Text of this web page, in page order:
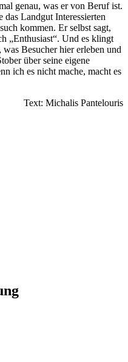
genau, was er von Beruf ist.
das Landgut Interessierten
kommen. Er selbst sagt,
„Enthusiast“. Und es klingt
Besucher hier erleben und
über seine eigene
ich es nicht mache, macht es
Text: Michalis Pantelouris